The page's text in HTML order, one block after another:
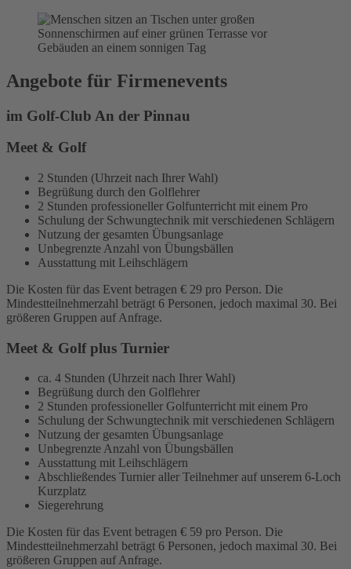
Angebote für Firmenevents
im Golf-Club An der Pinnau
Meet & Golf
2 Stunden (Uhrzeit nach Ihrer Wahl)
Begrüßung durch den Golflehrer
2 Stunden professioneller Golfunterricht mit einem Pro
Schulung der Schwungtechnik mit verschiedenen Schlägern
Nutzung der gesamten Übungsanlage
Unbegrenzte Anzahl von Übungsbällen
Ausstattung mit Leihschlägern
Die Kosten für das Event betragen € 29 pro Person. Die
Mindestteilnehmerzahl beträgt 6 Personen, jedoch maximal 30. Bei
größeren Gruppen auf Anfrage.
Meet & Golf plus Turnier
ca. 4 Stunden (Uhrzeit nach Ihrer Wahl)
Begrüßung durch den Golflehrer
2 Stunden professioneller Golfunterricht mit einem Pro
Schulung der Schwungtechnik mit verschiedenen Schlägern
Nutzung der gesamten Übungsanlage
Unbegrenzte Anzahl von Übungsbällen
Ausstattung mit Leihschlägern
Abschließendes Turnier aller Teilnehmer auf unserem 6-Loch
Kurzplatz
Siegerehrung
Die Kosten für das Event betragen € 59 pro Person. Die
Mindestteilnehmerzahl beträgt 6 Personen, jedoch maximal 30. Bei
größeren Gruppen auf Anfrage.